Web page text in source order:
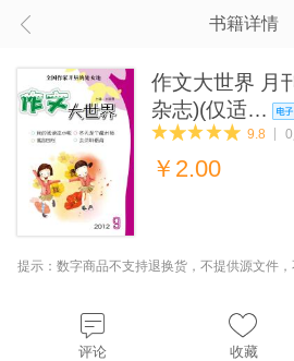
书籍详情
作文大世界 月
杂志)(仅适…
9.8
￥ 2.00
提示：数字商品不支持退换货，不提供源文件，
评论 收藏